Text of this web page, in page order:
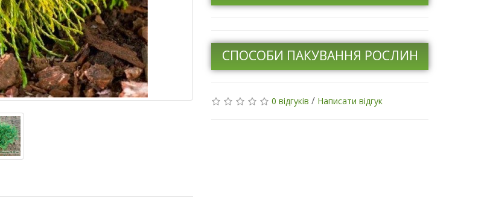
СПОСОБИ ПАКУВАННЯ РОСЛИН
0 відгуків / Написати відгук